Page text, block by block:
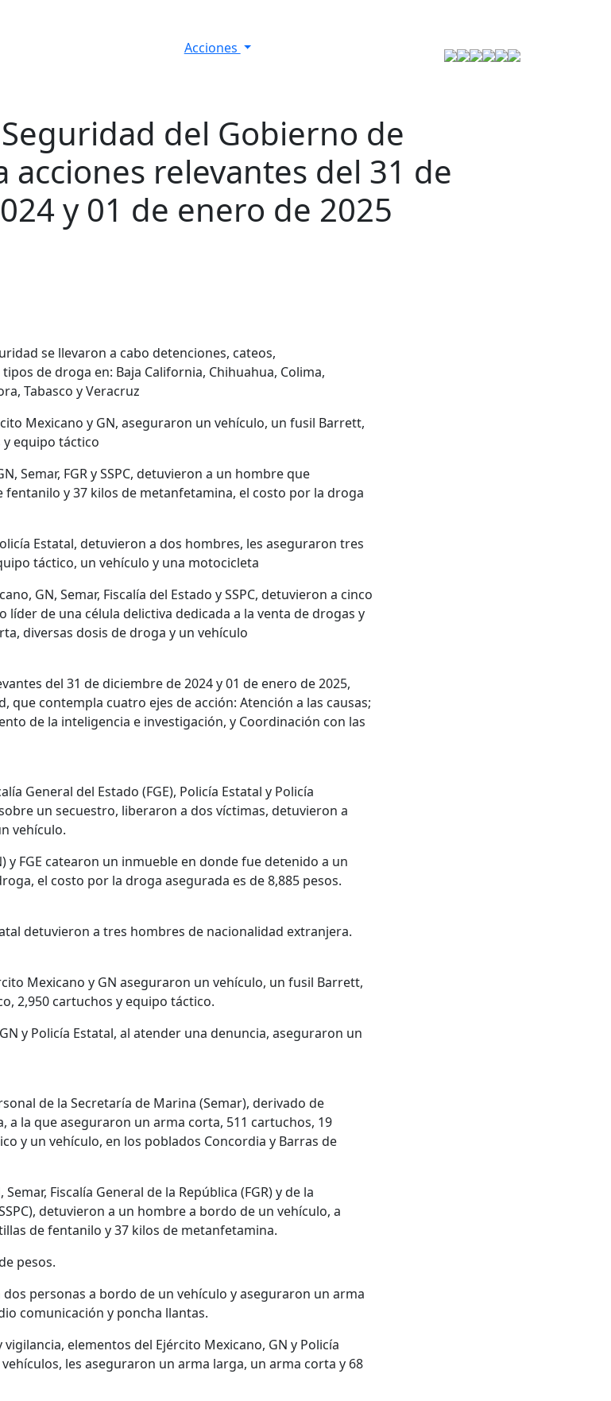
Acciones
del Gobierno de
relevantes del 31 de
y 01 de enero de 2025
se llevaron a cabo detenciones, cateos,
de droga en: Baja California, Chihuahua, Colima,
Tabasco y Veracruz
Mexicano y GN, aseguraron un vehículo, un fusil Barrett,
y equipo táctico
Semar, FGR y SSPC, detuvieron a un hombre que
y 37 kilos de metanfetamina, el costo por la droga
Estatal, detuvieron a dos hombres, les aseguraron tres
táctico, un vehículo y una motocicleta
GN, Semar, Fiscalía del Estado y SSPC, detuvieron a cinco
de una célula delictiva dedicada a la venta de drogas y
diversas dosis de droga y un vehículo
del 31 de diciembre de 2024 y 01 de enero de 2025,
que contempla cuatro ejes de acción: Atención a las causas;
de la inteligencia e investigación, y Coordinación con las
General del Estado (FGE), Policía Estatal y Policía
un secuestro, liberaron a dos víctimas, detuvieron a
vehículo.
y FGE catearon un inmueble en donde fue detenido a un
el costo por la droga asegurada es de 8,885 pesos.
detuvieron a tres hombres de nacionalidad extranjera.
Mexicano y GN aseguraron un vehículo, un fusil Barrett,
2,950 cartuchos y equipo táctico.
y Policía Estatal, al atender una denuncia, aseguraron un
de la Secretaría de Marina (Semar), derivado de
la que aseguraron un arma corta, 511 cartuchos, 19
y un vehículo, en los poblados Concordia y Barras de
Fiscalía General de la República (FGR) y de la
detuvieron a un hombre a bordo de un vehículo, a
de fentanilo y 37 kilos de metanfetamina.
pesos.
personas a bordo de un vehículo y aseguraron un arma
comunicación y poncha llantas.
elementos del Ejército Mexicano, GN y Policía
les aseguraron un arma larga, un arma corta y 68